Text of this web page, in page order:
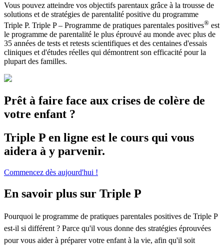
Vous pouvez atteindre vos objectifs parentaux grâce à la trousse de
solutions et de stratégies de parentalité positive du programme
Triple P. Triple P – Programme de pratiques parentales positives® est
le programme de parentalité le plus éprouvé au monde avec plus de
35 années de tests et retests scientifiques et des centaines d'essais
cliniques et d'études réelles qui démontrent son efficacité pour la
plupart des familles.
Prêt à faire face aux crises de colère de
votre enfant ?
Triple P en ligne est le cours qui vous
aidera à y parvenir.
Commencez dès aujourd'hui !
En savoir plus sur Triple P
Pourquoi le programme de pratiques parentales positives de Triple P
est-il si différent ? Parce qu'il vous donne des stratégies éprouvées
pour vous aider à préparer votre enfant à la vie, afin qu'il soit